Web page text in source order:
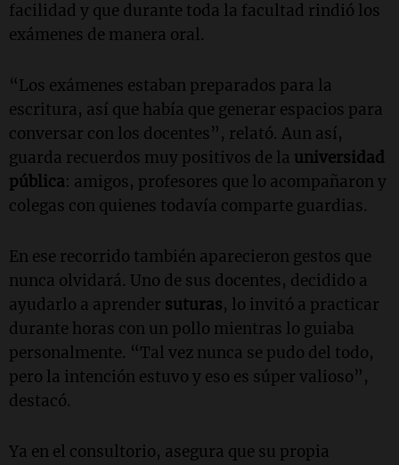
facilidad y que durante toda la facultad rindió los
exámenes de manera oral.
“Los exámenes estaban preparados para la
escritura, así que había que generar espacios para
conversar con los docentes”, relató. Aun así,
guarda recuerdos muy positivos de la universidad
pública: amigos, profesores que lo acompañaron y
colegas con quienes todavía comparte guardias.
En ese recorrido también aparecieron gestos que
nunca olvidará. Uno de sus docentes, decidido a
ayudarlo a aprender suturas, lo invitó a practicar
durante horas con un pollo mientras lo guiaba
personalmente. “Tal vez nunca se pudo del todo,
pero la intención estuvo y eso es súper valioso”,
destacó.
Ya en el consultorio, asegura que su propia